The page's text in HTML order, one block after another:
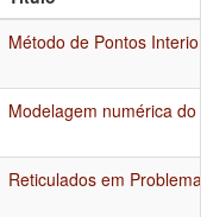
Método de Pontos
Modelagem numérica do
Reticulados em